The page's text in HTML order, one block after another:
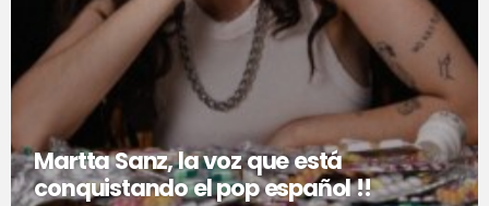
Martta Sanz, la voz que está
conquistando el pop español !!